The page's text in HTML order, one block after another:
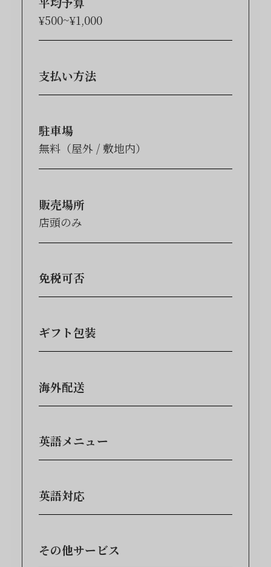
¥500~¥1,000
支払い方法
駐車場
無料（屋外 / 敷地内）
販売場所
店頭のみ
免税可否
ギフト包装
海外配送
英語メニュー
英語対応
その他サービス